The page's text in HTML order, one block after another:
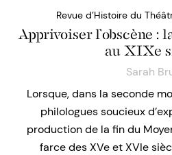
Revue d’Histoire du
Apprivoiser l’obscène :
au XIXe
Sarah
Lorsque, dans la seconde
philologues soucieux
production de la fin du
farce des XVe et XVIe